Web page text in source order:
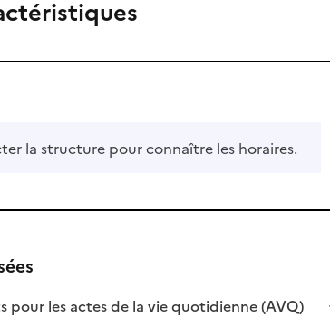
la structure pour connaître les horaires.
pour les actes de la vie quotidienne (AVQ)
:
: non